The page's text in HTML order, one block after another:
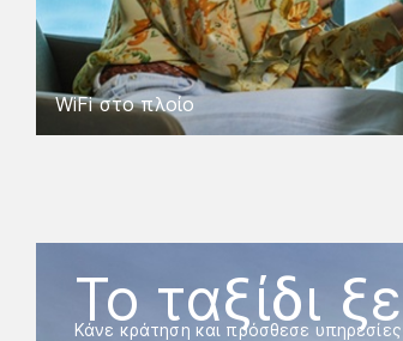
WiFi στο πλοίο
Το ταξίδι
Κάνε κράτηση και πρόσθεσε υπηρεσίες